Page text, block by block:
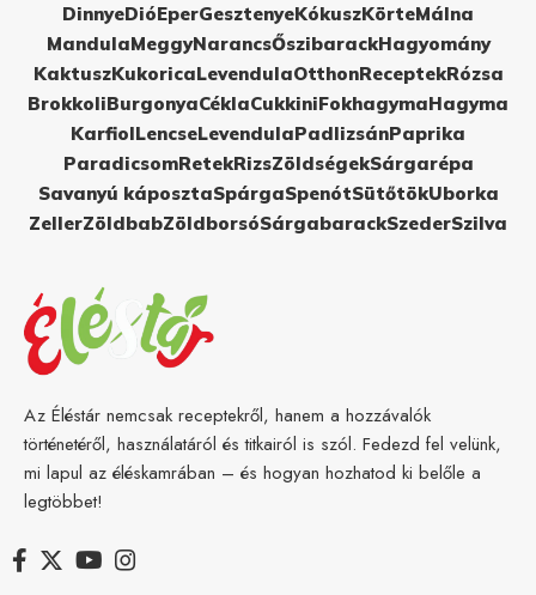
DinnyeDióEperGesztenyeKókuszKörteMálna
MandulaMeggyNarancsŐszibarackHagyomány
KaktuszKukoricaLevendulaOtthonReceptekRózsa
BrokkoliBurgonyaCéklaCukkiniFokhagymaHagyma
KarfiolLencseLevendulaPadlizsánPaprika
ParadicsomRetekRizsZöldségekSárgarépa
Savanyú káposztaSpárgaSpenótSütőtökUborka
ZellerZöldbabZöldborsóSárgabarackSzederSzilva
Az Éléstár nemcsak receptekről, hanem a hozzávalók
történetéről, használatáról és titkairól is szól. Fedezd fel velünk,
mi lapul az éléskamrában – és hogyan hozhatod ki belőle a
legtöbbet!